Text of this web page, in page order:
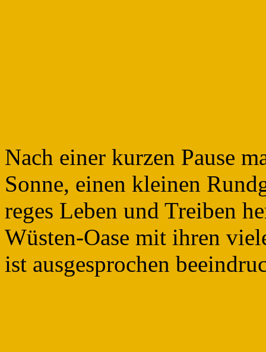
Nach einer kurzen Pause
Sonne, einen kleinen
reges Leben und Treiben
Wüsten-Oase mit ihren
ist ausgesprochen